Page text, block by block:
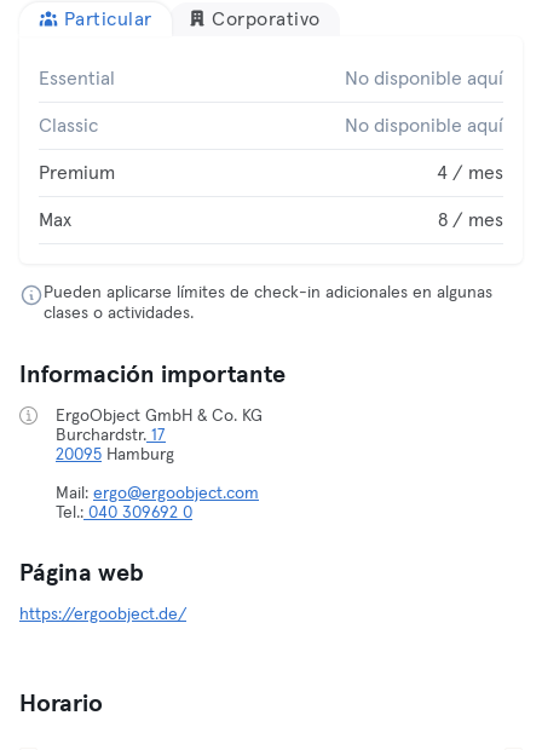
Particular Corporativo
Essential No disponible aquí
Classic No disponible aquí
Premium 4 / mes
Max 8 / mes
Pueden aplicarse límites de check-in adicionales en algunas
clases o actividades.
Información importante
ErgoObject GmbH & Co. KG
Burchardstr. 17
20095 Hamburg
Mail: ergo@ergoobject.com
Tel.: 040 309692 0
Página web
https://ergoobject.de/
Horario